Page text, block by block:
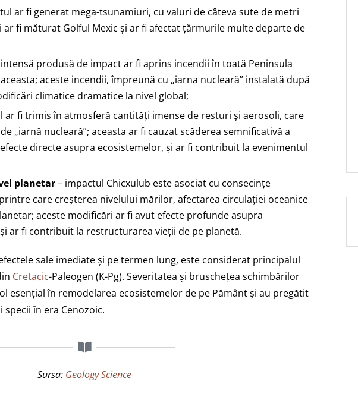
ar fi generat mega-tsunamiuri, cu valuri de câteva sute de metri
fi măturat Golful Mexic și ar fi afectat țărmurile multe departe de
produsă de impact ar fi aprins incendii în toată Peninsula
aceste incendii, împreună cu „iarna nucleară” instalată după
climatice dramatice la nivel global;
ar fi trimis în atmosferă cantități imense de resturi și aerosoli, care
„iarnă nucleară”; aceasta ar fi cauzat scăderea semnificativă a
directe asupra ecosistemelor, și ar fi contribuit la evenimentul
planetar– impactul Chicxulub este asociat cu consecințe
care creșterea nivelului mărilor, afectarea circulației oceanice
aceste modificări ar fi avut efecte profunde asupra
ar fi contribuit la restructurarea vieții de pe planetă.
sale imediate și pe termen lung, este considerat principalul
Cretacic-Paleogen (K-Pg). Severitatea și bruschețea schimbărilor
esențial în remodelarea ecosistemelor de pe Pământ și au pregătit
în era Cenozoic.
Sursa: Geology Science